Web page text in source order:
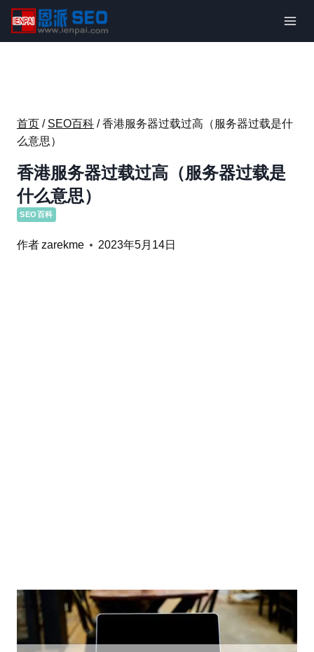
内
首页 / SEO百科 / 香港服务器过载过高（服务器过载是什
么意思）
香港服务器过载过高（服务器过载是
什么意思）
SEO百科
作者zarekme 2023年5月14日